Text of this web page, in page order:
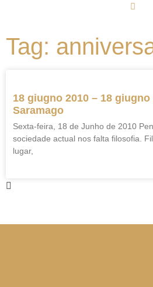
Tag:
18 giugno 2010 – 18 giugno
Saramago
Sexta-feira, 18 de Junho de 2010
sociedade actual nos falta filosofia.
lugar,